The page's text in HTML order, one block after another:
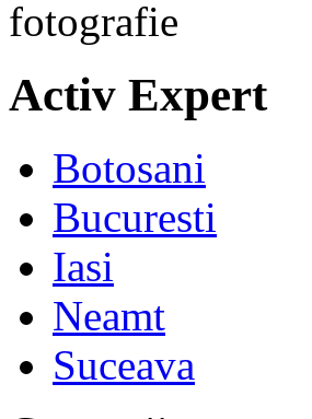
Activ Expert
Botosani
Bucuresti
Iasi
Neamt
Suceava